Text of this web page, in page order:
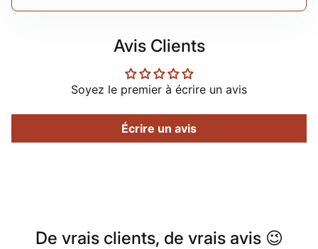
Avis Clients
Soyez le premier à écrire un avis
Écrire un avis
De vrais clients, de vrais avis 😉